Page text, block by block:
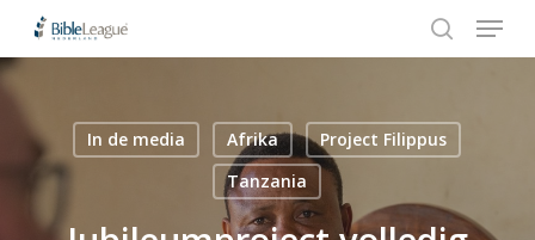
main
Hit enter to search or ESC to close
search
Menu
In de media Afrika
Project Filippus
Tanzania
van